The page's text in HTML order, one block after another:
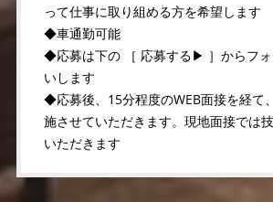
って仕事に取り組める方を希望します
◆車通勤可能
◆応募は下の ［ 応募する▶ ］からフ
いします
◆応募後、15分程度のWEB面接を経て
施させていただきます。現地面接では
いただきます